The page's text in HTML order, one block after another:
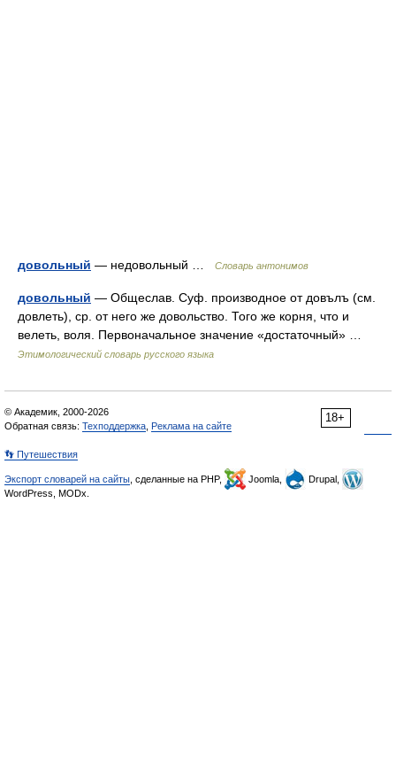
довольный — недовольный … Словарь антонимов
довольный — Общеслав. Суф. производное от довълъ (см.
довлеть), ср. от него же довольство. Того же корня, что и
велеть, воля. Первоначальное значение «достаточный» …
Этимологический словарь русского языка
18+
© Академик, 2000-2026
Обратная связь: Техподдержка Реклама на сайте
👣 Путешествия
Экспорт словарей на сайты , сделанные на PHP, Joomla,
Drupal,
WordPress, MODx.